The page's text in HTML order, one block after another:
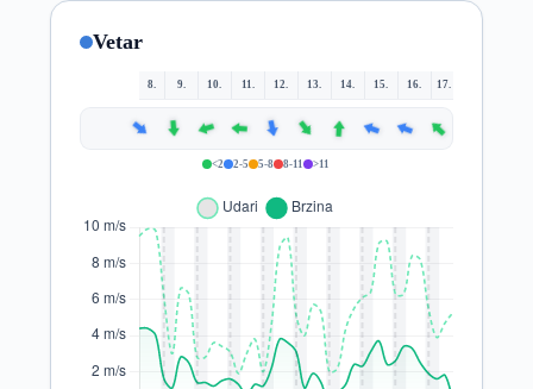
Vetar
8. 9. 10. 11. 12. 13. 14. 15. 16. 17.